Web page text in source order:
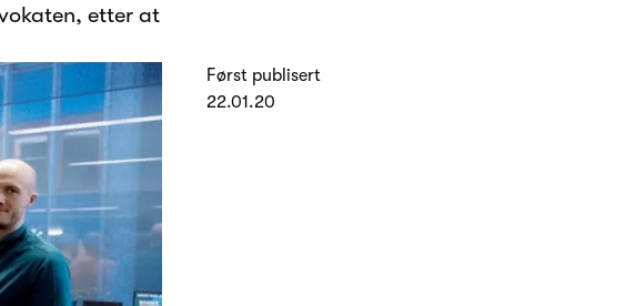
etter at
Først publisert
22.01.20